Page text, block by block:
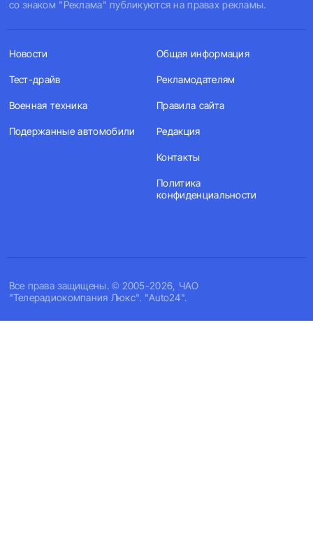
со знаком "Реклама" публикуются на правах рекламы.
Все права защищены. © 2005-2026, ЧАО
"Телерадиокомпания Люкс". "Auto24".
Новости
Тест-драйв
Военная техника
Подержанные автомобили
Общая информация
Рекламодателям
Правила сайта
Редакция
Контакты
Политика
конфиденциальности